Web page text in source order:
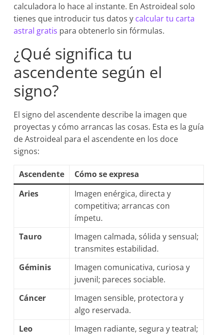
calculadora lo hace al instante. En Astroideal solo
tienes que introducir tus datos y calcular tu carta
astral gratis para obtenerlo sin fórmulas.
¿Qué significa tu
ascendente según el
signo?
El signo del ascendente describe la imagen que
proyectas y cómo arrancas las cosas. Esta es la guía
de Astroideal para el ascendente en los doce
signos:
Ascendente
Cómo se expresa
Aries
Imagen enérgica, directa y
competitiva; arrancas con
ímpetu.
Tauro
Imagen calmada, sólida y sensual;
transmites estabilidad.
Géminis
Imagen comunicativa, curiosa y
juvenil; pareces sociable.
Cáncer
Imagen sensible, protectora y
algo reservada.
Leo
Imagen radiante, segura y teatral;